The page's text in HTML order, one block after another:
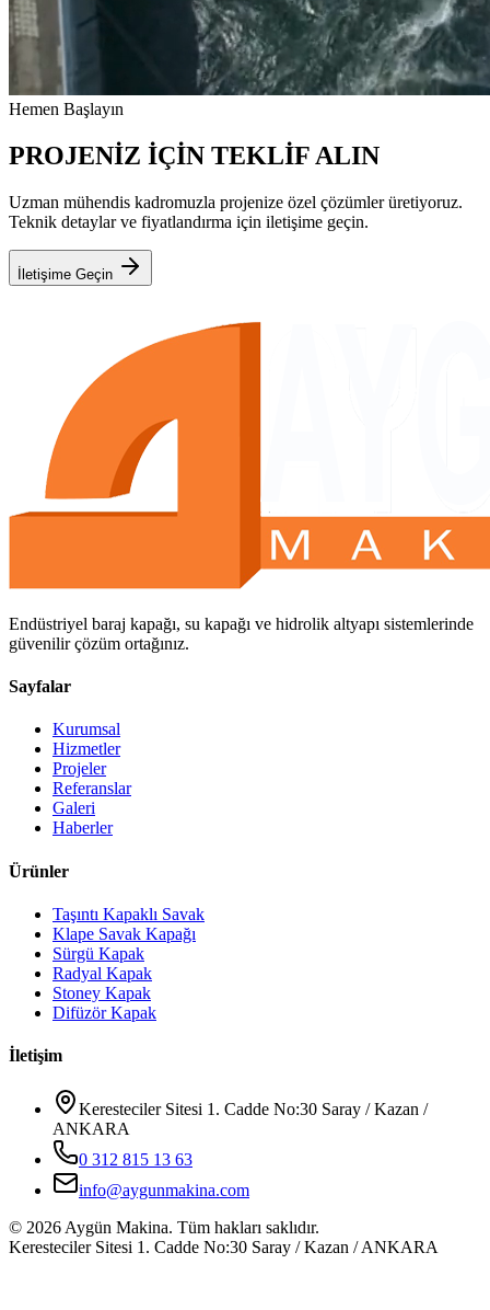
Hemen Başlayın
PROJENİZ İÇİN TEKLİF ALIN
Uzman mühendis kadromuzla projenize özel çözümler üretiyoruz.
Teknik detaylar ve fiyatlandırma için iletişime geçin.
İletişime Geçin
Endüstriyel baraj kapağı, su kapağı ve hidrolik altyapı sistemlerinde
güvenilir çözüm ortağınız.
Sayfalar
Kurumsal
Hizmetler
Projeler
Referanslar
Galeri
Haberler
Ürünler
Taşıntı Kapaklı Savak
Klape Savak Kapağı
Sürgü Kapak
Radyal Kapak
Stoney Kapak
Difüzör Kapak
İletişim
Keresteciler Sitesi 1. Cadde No:30 Saray / Kazan /
ANKARA
0 312 815 13 63
info@aygunmakina.com
© 2026Aygün Makina. Tüm hakları saklıdır.
Keresteciler Sitesi 1. Cadde No:30 Saray / Kazan / ANKARA